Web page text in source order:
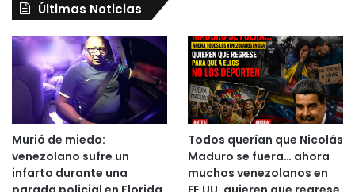
Últimas Noticias
Murió de miedo:
venezolano sufre un
infarto durante una
Todos querían que Nicolás
Maduro se fuera… ahora
muchos venezolanos en